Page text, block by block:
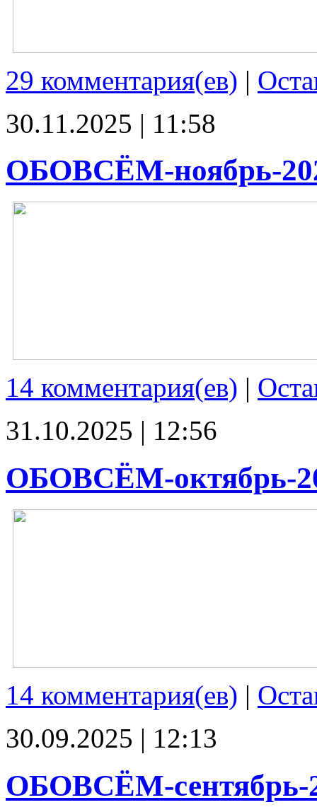
29 комментария(ев) |
30.11.2025 | 11:58
ОБОВСЁМ-ноябрь-
14 комментария(ев) |
31.10.2025 | 12:56
ОБОВСЁМ-октябрь-
14 комментария(ев) |
30.09.2025 | 12:13
ОБОВСЁМ-сентябрь-